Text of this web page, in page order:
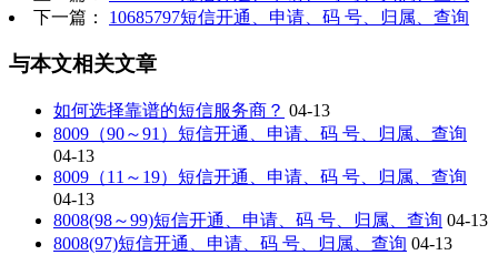
下一篇： 10685797短信开通、申请、码 号、归属、查询
与本文相关文章
如何选择靠谱的短信服务商？ 04-13
8009（90～91）短信开通、申请、码 号、归属、查询
04-13
8009（11～19）短信开通、申请、码 号、归属、查询
04-13
8008(98～99)短信开通、申请、码 号、归属、查询 04-13
8008(97)短信开通、申请、码 号、归属、查询 04-13